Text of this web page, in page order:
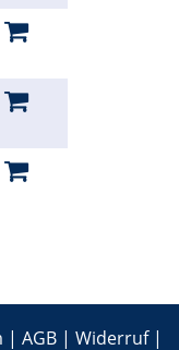
| AGB| Widerruf|